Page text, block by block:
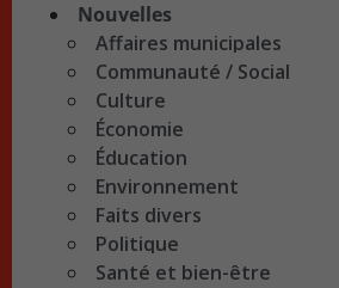
Nouvelles
Affaires municipales
Communauté / Social
Culture
Économie
Éducation
Environnement
Faits divers
Politique
Santé et bien-être